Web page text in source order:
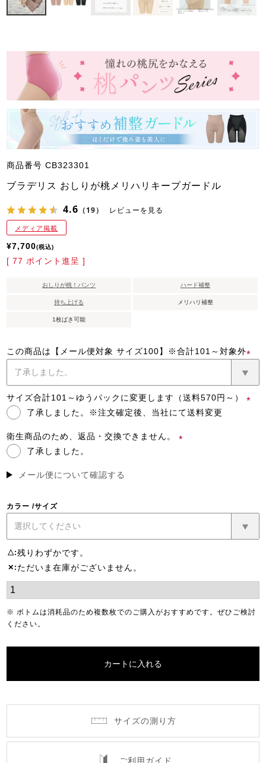
商品番号 CB323301
ブラデリス おしりが桃メリハリキープガードル
4.6 （19） レビューを見る
メディア掲載
¥7,700 税込
[ 77 ポイント進呈 ]
おしりが桃！パンツ ハード補整
持ち上げる メリハリ補整
1枚ばき可能
この商品は【メール便対象 サイズ100】※合計101～対象外
(必
須)
サイズ合計101～ゆうパックに変更します（送料570円～）
了承しました。※注文確定後、当社にて送料変更
衛生商品のため、返品・交換できません。
了承しました。
メール便について確認する
カラー サイズ
△ 残りわずかです。
✕ ただいま在庫がございません。
※ ボトムは消耗品のため複数枚でのご購入がおすすめです。ぜひご検討
ください。
カートに入れる
サイズの測り方
ご利用ガイド